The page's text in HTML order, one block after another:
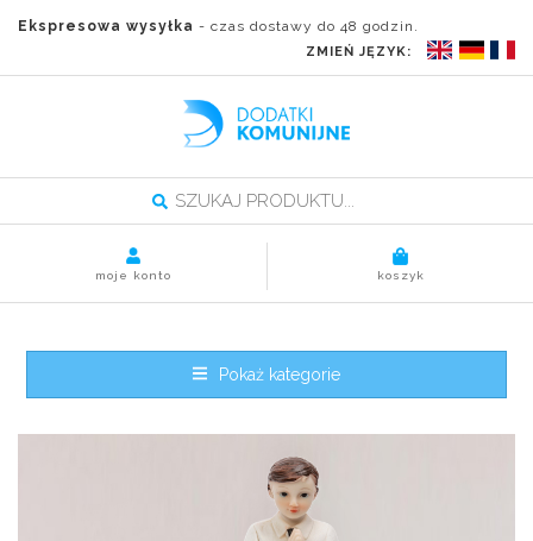
Ekspresowa wysyłka - czas dostawy do 48 godzin.
ZMIEŃ JĘZYK:
koszyk
moje konto
Pokaż kategorie